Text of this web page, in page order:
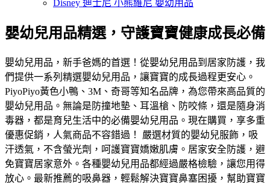
Disney 迪士尼 小熊維尼 嬰幼用品
嬰幼兒用品精選，守護寶寶健康成長必備
嬰幼兒用品，新手爸媽的首選！從嬰幼兒用品到居家防護，我
們提供一系列精選嬰幼兒用品，讓寶寶的成長過程更安心。
PiyoPiyo黃色小鴨、3M、奇哥等知名品牌，為您帶來高品質的
嬰幼兒用品。無論是防撞地墊、耳溫槍、防咬條，還是隨身消
毒器，都是育兒生活中的必備嬰幼兒用品。現在購買，享多重
優惠促銷，人氣商品不容錯過！ 嚴選材質的嬰幼兒服飾，吸
汗透氣，不含螢光劑，呵護寶寶嬌嫩肌膚。居家安全防護，避
免寶寶居家意外。各種嬰幼兒用品都經過嚴格檢驗，讓您用得
放心。最新推薦的吸鼻器，輕鬆解決寶寶鼻塞困擾，幫助寶寶